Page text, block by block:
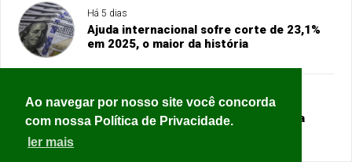
Ao navegar por nosso site você concorda
com nossa Política de Privacidade.
ler mais
Há 5 dias
Ajuda internacional sofre corte de 23,1%
em 2025, o maior da história
Há 5 dias
Copom inicia nesta terça reunião para